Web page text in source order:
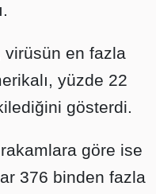
virüsün en fazla
yüzde 22
gösterdi.
göre ise
376 binden fazla